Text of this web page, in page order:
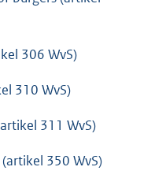
306 WvS)
310 WvS)
311 WvS)
350 WvS)